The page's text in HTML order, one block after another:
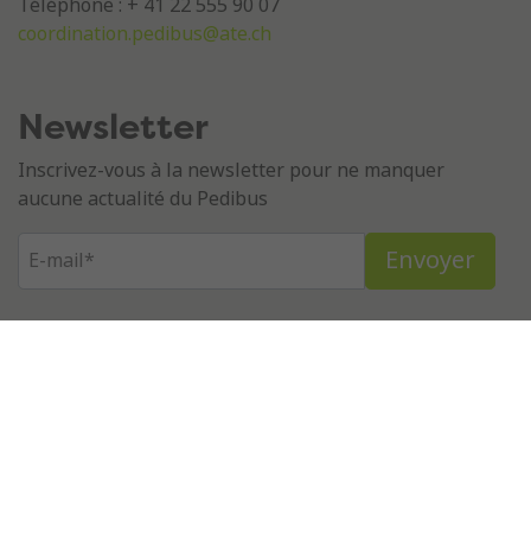
coordination.pedibus@ate.ch
Newsletter
Inscrivez-vous à la newsletter pour ne manquer
aucune actualité du Pedibus